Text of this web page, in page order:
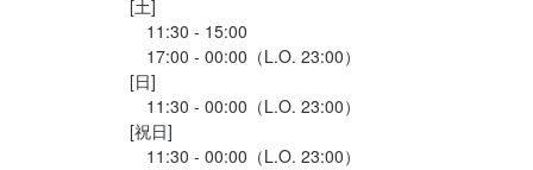
[土]
11:30 - 15:00
17:00 - 00:00（L.O. 23:00）
[日]
11:30 - 00:00（L.O. 23:00）
[祝日]
11:30 - 00:00（L.O. 23:00）
最終更新日2024/12/24
最終更新日2024/12/24